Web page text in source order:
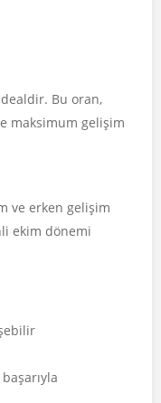
Bu oran,
maksimum gelişim
ve erken gelişim
ekim dönemi